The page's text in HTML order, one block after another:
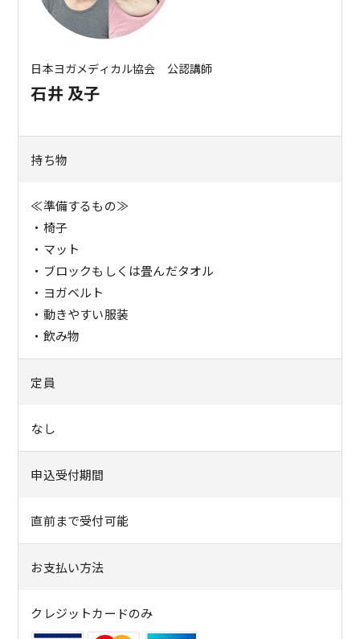
日本ヨガメディカル協会 公認講師
石井 及子
持ち物
≪準備するもの≫
・椅子
・マット
・ブロックもしくは畳んだタオル
・ヨガベルト
・動きやすい服装
・飲み物
定員
なし
申込受付期間
直前まで受付可能
お支払い方法
クレジットカードのみ